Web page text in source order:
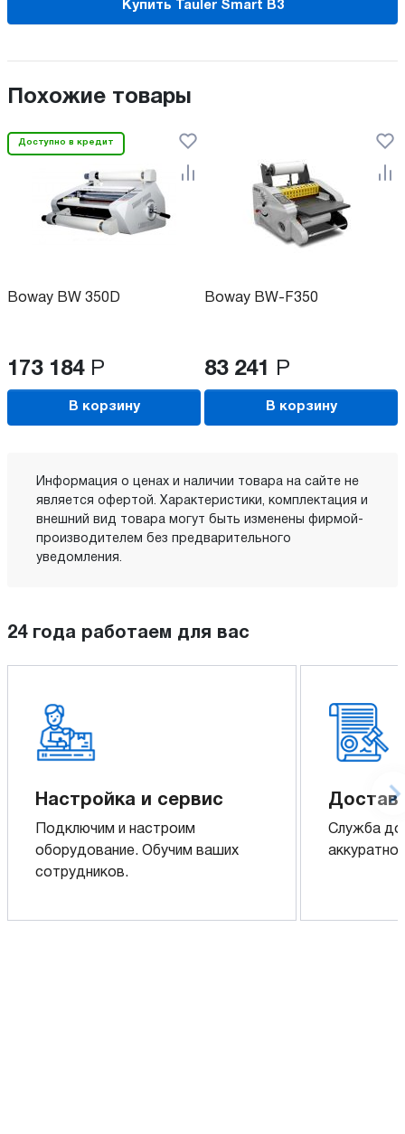
Купить Tauler Smart B3
Похожие товары
Доступно в кредит
Boway BW 350D
173 184 Р
В корзину
Boway BW-F350
83 241 Р
В корзину
Информация о ценах и наличии товара на сайте не
является офертой. Характеристики, комплектация и
внешний вид товара могут быть изменены фирмой-
производителем без предварительного
уведомления.
24 года работаем для вас
Настройка и сервис
Подключим и настроим
оборудование. Обучим ваших
сотрудников.
Служба
аккуратно